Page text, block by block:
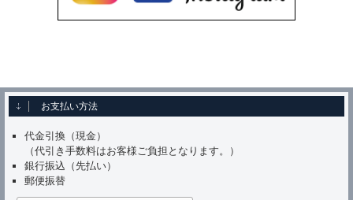
お支払い方法
代金引換（現金）
（代引き手数料はお客様ご負担となります。）
銀行振込（先払い）
郵便振替